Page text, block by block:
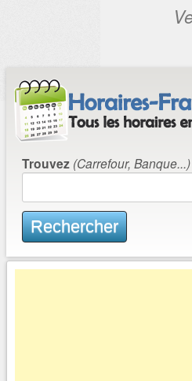
Trouvez (Carrefour, Banque...)
Rechercher
Aller au contenu principal